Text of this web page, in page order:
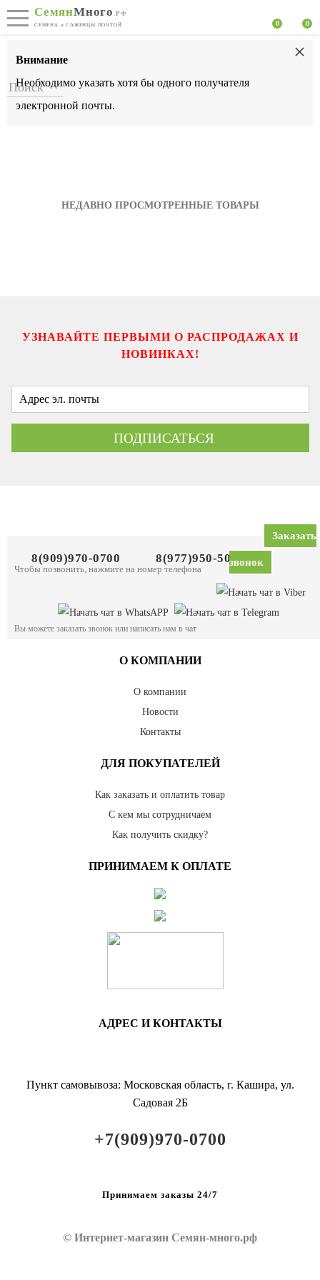
СемянМного .РФ
СЕМЕНА и САЖЕНЦЫ ПОЧТОЙ 0 0
×
Внимание
Необходимо указать хотя бы одного получателя
электронной почты.
НЕДАВНО ПРОСМОТРЕННЫЕ ТОВАРЫ
УЗНАВАЙТЕ ПЕРВЫМИ О РАСПРОДАЖАХ И
НОВИНКАХ!
8(909)970-0700 8(977)950-5083
Чтобы позвонить, нажмите на номер телефона
Заказать
звонок
Вы можете заказать звонок или написать нам в чат
О КОМПАНИИ
О компании
Новости
Контакты
ДЛЯ ПОКУПАТЕЛЕЙ
Как заказать и оплатить товар
С кем мы сотрудничаем
Как получить скидку?
ПРИНИМАЕМ К ОПЛАТЕ
АДРЕС И КОНТАКТЫ
Пункт самовывоза: Московская область, г. Кашира, ул.
Садовая 2Б
+7(909)970-0700
Принимаем заказы 24/7
© Интернет-магазин Семян-много.рф